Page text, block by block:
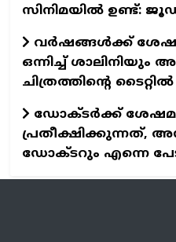
സിനിമയില്‍ ഉണ്ട്:
വര്‍ഷങ്ങള്‍ക്ക്
ഒന്നിച്ച് ശാലിനിയും
ചിത്രത്തിന്റെ ടൈറ്റില്‍
ഡോക്ടര്‍ക്ക്
ഡോക്ടറും എന്നെ